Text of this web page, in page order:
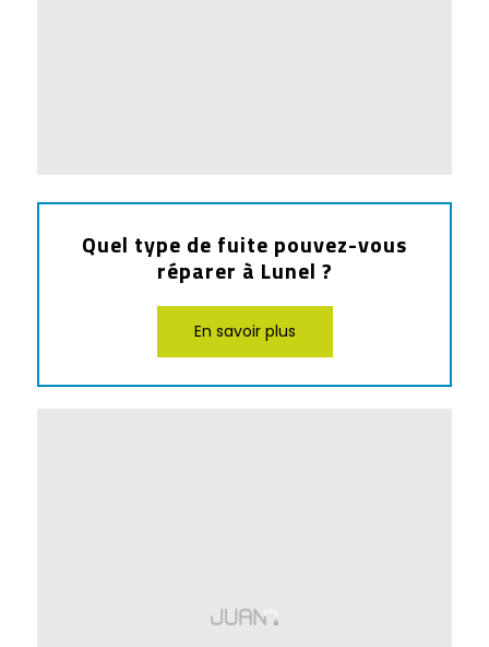
Quel type de fuite pouvez-vous
réparer à Lunel ?
En savoir plus